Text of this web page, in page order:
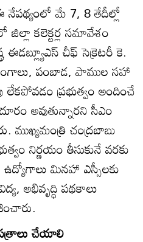
నేపథ్యంలో మే 7, 8 తేదీల్లో
కలెక్టర్ల సమావేశం
చీఫ్‌ సెక్రెటరీ కె.
పంబాడ, పాముల సహా
లేకపోవడం ప్రభుత్వం అందించే
అవుతున్నారని సీఎం
ముఖ్యమంత్రి చంద్రబాబు
నిర్ణయం తీసుకునే వరకు
ఉద్యోగాలు మినహా ఎస్సీలకు
అభివృద్ధి పథకాలు
పత్రాలు చేయాలి